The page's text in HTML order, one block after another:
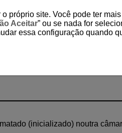
(inicializado) noutra
próprio site. Você pode ter
Aceitar” ou se nada for
essa configuração quando